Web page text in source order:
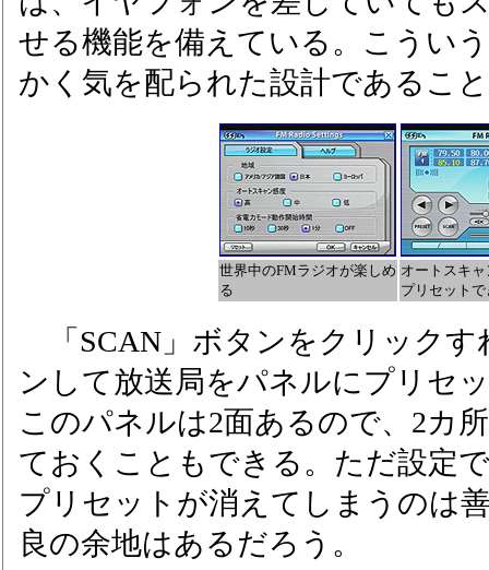
せる機能を備えている。こうい
かく気を配られた設計であるこ
世界中のFMラジオが楽しめ
る
オートスキ
プリセットで
「SCAN」ボタンをクリックす
ンして放送局をパネルにプリセ
このパネルは2面あるので、2カ
ておくこともできる。ただ設定
プリセットが消えてしまうのは
良の余地はあるだろう。